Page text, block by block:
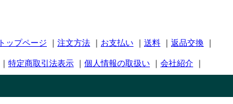
トップページ ｜ 注文方法 ｜ お支払い ｜ 送料 ｜ 返品交換 ｜
｜ 特定商取引法表示 ｜ 個人情報の取扱い ｜ 会社紹介 ｜